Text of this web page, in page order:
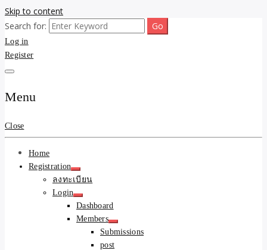
Skip to content
รับจ้างโพสต์ขายบ้าน ขาย
ของ ติดหน้าแรก Google
Ai Search ราคาถูกที่สุด!
เน้นความคุ้มค่า "ถูกและดี
มีอยู่จริง" (เหมาะกับพ่อค้า
แม่ค้า) บริการโพสต์เว็บ
บอร์ด SEO การันตีงานดี
100% ✨
ขายบ้านไม่ออก ขายสินค้าไม่ได้ บอกเรา! รับจ้างลงโพสต์อสังหาฯ รับโพ
สเว็บบอร์ดSEO ดันติดหน้าแรก Google AI ชัวร์ 🎯 … ให้เราจัดการให้!
ด้วยระบบ AI Search & SEO ที่แม่นยำที่สุด
Search for:
Log in
Register
Menu
Close
Home
Registration
ลงทะเบียน
Login
Dashboard
Members
Submissions
post